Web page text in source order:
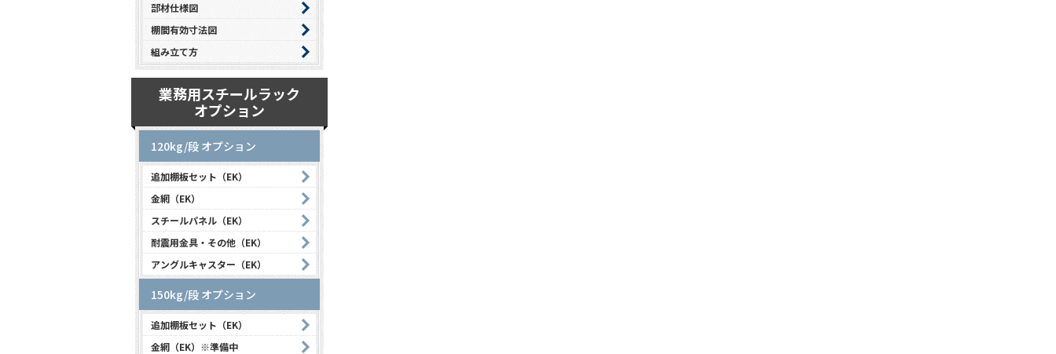
部材仕様図
棚間有効寸法図
組み立て方
業務用スチールラック
オプション
120kg/段 オプション
追加棚板セット（EK）
金網（EK）
スチールパネル（EK）
耐震用金具・その他（EK）
アングルキャスター（EK）
150kg/段 オプション
追加棚板セット（EK）
金網（EK）※準備中